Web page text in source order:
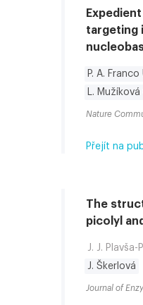
targeting
P. A.
L.
Nature
Přejít na
The
picolyl
J. J. Plavša-
J. Škerlová
Journal of